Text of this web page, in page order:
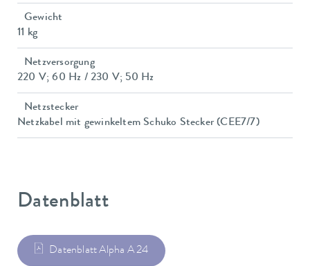
Gewicht
11 kg
Netzversorgung
220 V; 60 Hz / 230 V; 50 Hz
Netzstecker
Netzkabel mit gewinkeltem Schuko Stecker (CEE7/7)
Datenblatt
Datenblatt Alpha A 24